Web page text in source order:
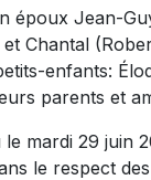
époux Jean-
Chantal
enfants:
parents et
mardi 29 juin
le respect